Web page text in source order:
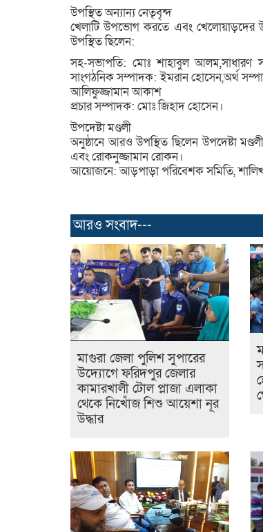
উপস্থিত অন্যান্য নেতৃবৃন্দ
খেলাটি উপভোগ করতে এবং খেলোয়াড়দের
উপস্থিত ছিলেন:
সহ-সভাপতি: মোঃ শাহাবুল আলম,সাধারণ
সাংগঠনিক সম্পাদক: ইমরান হোসেন,অর্থ
আলিফুজ্জামান আকাশ
প্রচার সম্পাদক: মোঃ জিহাদ হোসেন।
উপদেষ্টা মণ্ডলী
অনুষ্ঠানে আরও উপস্থিত ছিলেন উপদেষ্টা
এবং রোকনুজ্জামান রোকন।
আয়োজনে: আড়পাড়া পরিবেশক সমিতি,
আরও সংবাদ---
মাগুরা জেলা পুলিশ সুপারের
উদ্যোগে ফরিদপুর জেলার
কামারখালী টোল প্লাজা এলাকা
থেকে নিখোঁজ শিশু আয়েশা নূর
উদ্ধার